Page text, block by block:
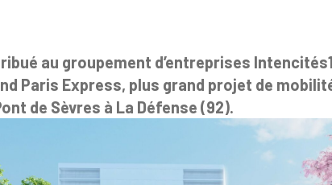
au groupement d’entreprises
Paris Express, plus grand projet de
de Sèvres à La Défense (92).